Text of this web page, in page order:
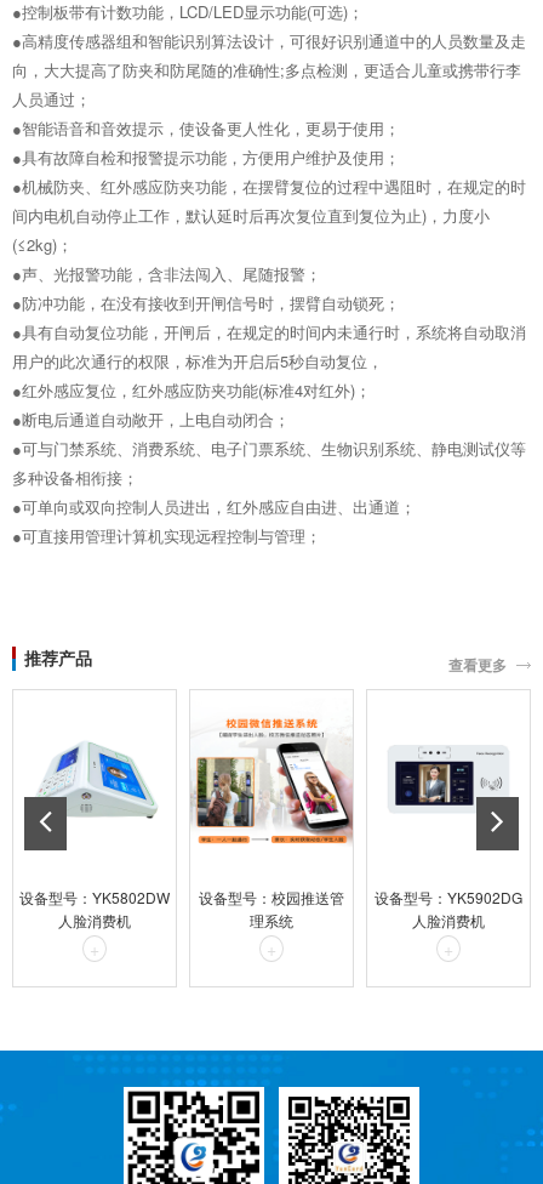
●控制板带有计数功能，LCD/LED显示功能(可选)；
●高精度传感器组和智能识别算法设计，可很好识别通道中的人员数量及走
向，大大提高了防夹和防尾随的准确性;多点检测，更适合儿童或携带行李
人员通过；
●智能语音和音效提示，使设备更人性化，更易于使用；
●具有故障自检和报警提示功能，方便用户维护及使用；
●机械防夹、红外感应防夹功能，在摆臂复位的过程中遇阻时，在规定的时
间内电机自动停止工作，默认延时后再次复位直到复位为止)，力度小
(≤2kg)；
●声、光报警功能，含非法闯入、尾随报警；
●防冲功能，在没有接收到开闸信号时，摆臂自动锁死；
●具有自动复位功能，开闸后，在规定的时间内未通行时，系统将自动取消
用户的此次通行的权限，标准为开启后5秒自动复位，
●红外感应复位，红外感应防夹功能(标准4对红外)；
●断电后通道自动敞开，上电自动闭合；
●可与门禁系统、消费系统、电子门票系统、生物识别系统、静电测试仪等
多种设备相衔接；
●可单向或双向控制人员进出，红外感应自由进、出通道；
●可直接用管理计算机实现远程控制与管理；
推荐产品 查看更多
设备型号：YK5802DW
人脸消费机
+
设备型号：校园推送管
理系统
+
设备型号：YK5902DG
人脸消费机
+